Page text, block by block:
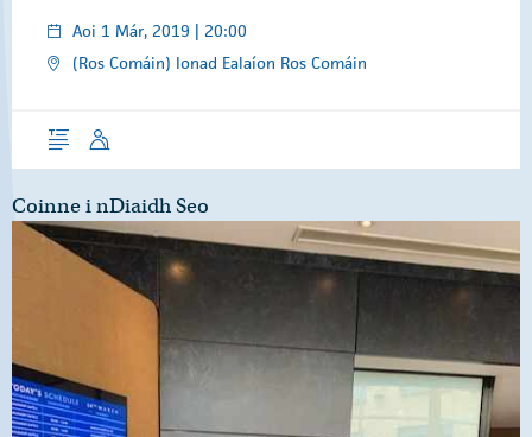
Aoi 1 Már, 2019 | 20:00
(Ros Comáin) Ionad Ealaíon Ros Comáin
Forléargas
Óraid
Coinne i nDiaidh Seo